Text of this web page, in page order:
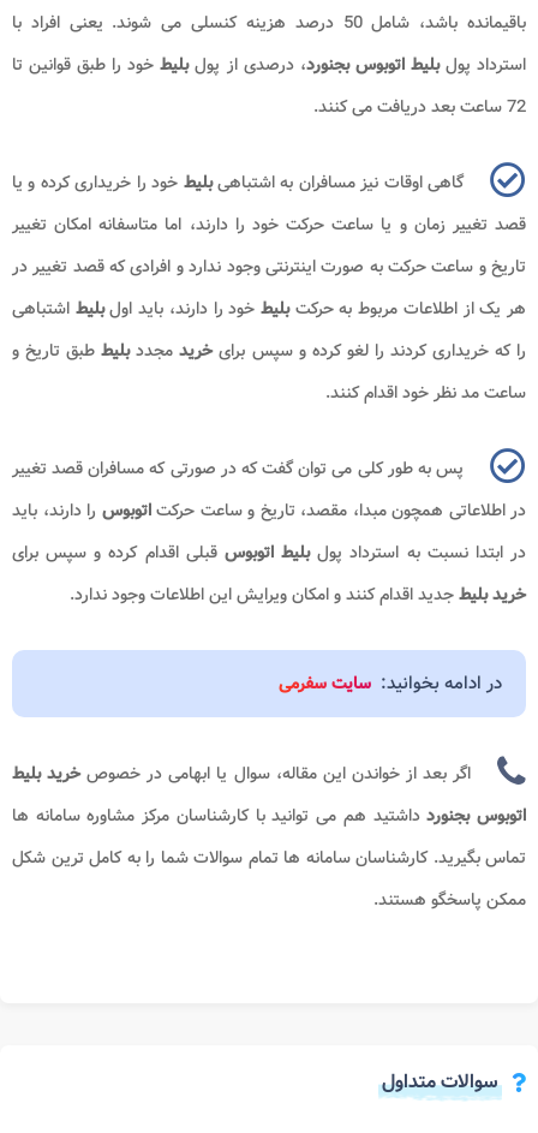
باقیمانده باشد، شامل 50 درصد هزینه کنسلی می شوند. یعنی افراد با
استرداد پولبلیط اتوبوس بجنورد، درصدی از پولبلیط خود را طبق قوانین تا
72 ساعت بعد دریافت می کنند.
گاهی اوقات نیز مسافران به اشتباهیبلیط خود را خریداری کرده و یا
قصد تغییر زمان و یا ساعت حرکت خود را دارند، اما متاسفانه امکان تغییر
تاریخ و ساعت حرکت به صورت اینترنتی وجود ندارد و افرادی که قصد تغییر در
هر یک از اطلاعات مربوط به حرکتبلیط خود را دارند، باید اولبلیط اشتباهی
را که خریداری کردند را لغو کرده و سپس برایخرید مجددبلیط طبق تاریخ و
ساعت مد نظر خود اقدام کنند.
پس به طور کلی می توان گفت که در صورتی که مسافران قصد تغییر
در اطلاعاتی همچون مبدا، مقصد، تاریخ و ساعت حرکتاتوبوس را دارند، باید
در ابتدا نسبت به استرداد پولبلیط اتوبوس قبلی اقدام کرده و سپس برای
خرید بلیطجدید اقدام کنند و امکان ویرایش این اطلاعات وجود ندارد.
در ادامه بخوانید: سایت سفرمی
اگر بعد از خواندن این مقاله، سوال یا ابهامی در خصوص خرید بلیط
اتوبوس بجنوردداشتید هم می توانید با کارشناسان مرکز مشاوره سامانه ها
تماس بگیرید. کارشناسان سامانه ها تمام سوالات شما را به کامل ترین شکل
ممکن پاسخگو هستند.
سوالات متداول